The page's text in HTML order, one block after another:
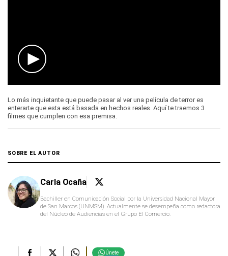
seconds
of
0
seconds
Lo más inquietante que puede pasar al ver una película de terror es
enterarte que esta está basada en hechos reales. Aquí te traemos 3
filmes que cumplen con esa premisa.
SOBRE EL AUTOR
Carla Ocaña
Bachiller en Comunicación Social por la Universidad Nacional Mayor
de San Marcos (UNMSM). Actualmente se desempeña como redactora
del Núcleo de Audiencias en el Grupo El Comercio.
Únete